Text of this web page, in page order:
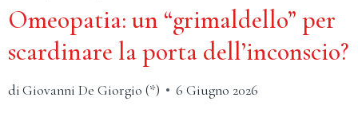
Omeopatia: un “grimaldello” per
scardinare la porta dell’inconscio?
diGiovanni De Giorgio (*) 6 Giugno 2026